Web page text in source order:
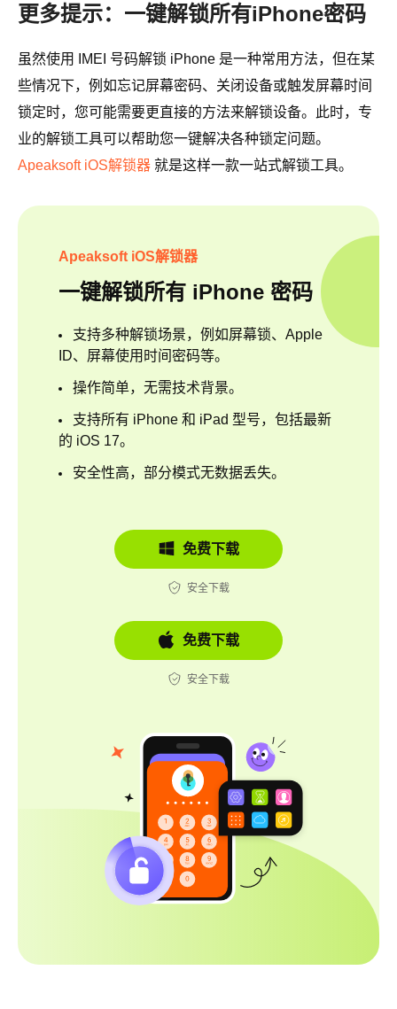
更多提示：一键解锁所有iPhone密码
虽然使用 IMEI 号码解锁 iPhone 是一种常用方法，但在某
些情况下，例如忘记屏幕密码、关闭设备或触发屏幕时间
锁定时，您可能需要更直接的方法来解锁设备。此时，专
业的解锁工具可以帮助您一键解决各种锁定问题。
Apeaksoft iOS解锁器 就是这样一款一站式解锁工具。
Apeaksoft iOS解锁器
一键解锁所有 iPhone 密码
支持多种解锁场景，例如屏幕锁、Apple
ID、屏幕使用时间密码等。
操作简单，无需技术背景。
支持所有 iPhone 和 iPad 型号，包括最新
的 iOS 17。
安全性高，部分模式无数据丢失。
免费下载
安全下载
免费下载
安全下载